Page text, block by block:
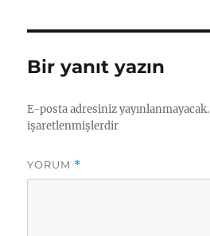
Bir yanıt yazın
E-posta adresiniz yayınlanmayacak.
işaretlenmişlerdir
YORUM *